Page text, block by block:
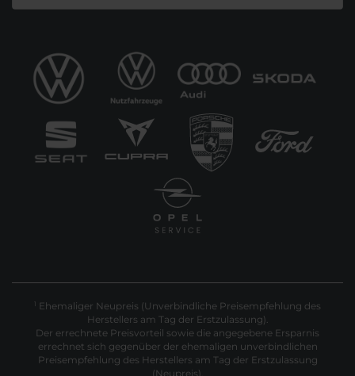
1 Ehemaliger Neupreis (Unverbindliche Preisempfehlung des
Herstellers am Tag der Erstzulassung).
Der errechnete Preisvorteil sowie die angegebene Ersparnis
errechnet sich gegenüber der ehemaligen unverbindlichen
Preisempfehlung des Herstellers am Tag der Erstzulassung
(Neupreis).